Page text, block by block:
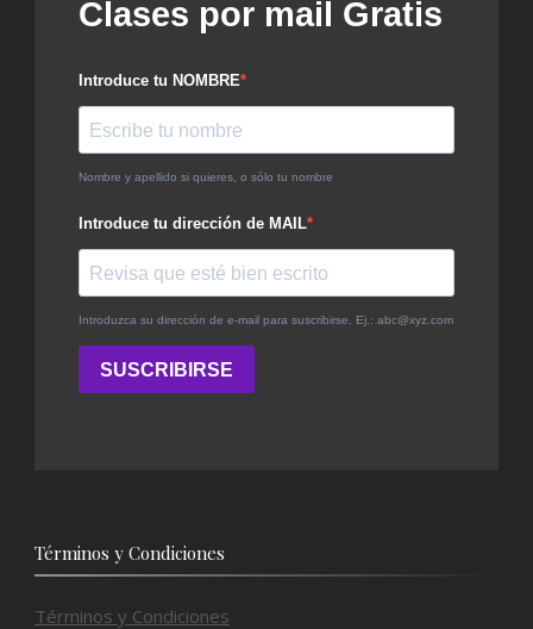
Términos y Condiciones
Términos y Condiciones